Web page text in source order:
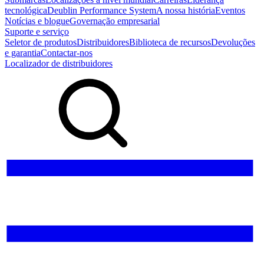
tecnológicaDeublin Performance SystemA nossa históriaEventos
Notícias e blogueGovernação empresarial
Suporte e serviço
Seletor de produtosDistribuidoresBiblioteca de recursosDevoluções
e garantiaContactar-nos
Localizador de distribuidores